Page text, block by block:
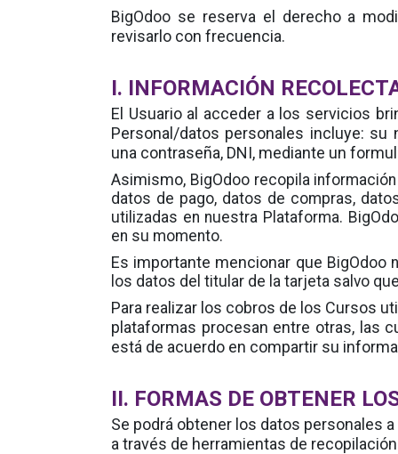
BigOdoose reserva el derecho a
revisarlo con frecuencia.
I. INFORMACIÓN
El Usuario al acceder a los servicios
Personal/datos personales incluye:
una contraseña, DNI, mediante un
Asimismo, BigOdoo recopila
datos de pago, datos de compras,
utilizadas en nuestra Plataforma.
en su momento.
Es importante mencionar que BigOdoo
los datos del titular de la tarjeta salvo
Para realizar los cobros de los Cursos
plataformas procesan entre otras, las
está de acuerdo en compartir su
II. FORMAS DE OBTENER
Se podrá obtener los datos personales
a través de herramientas de